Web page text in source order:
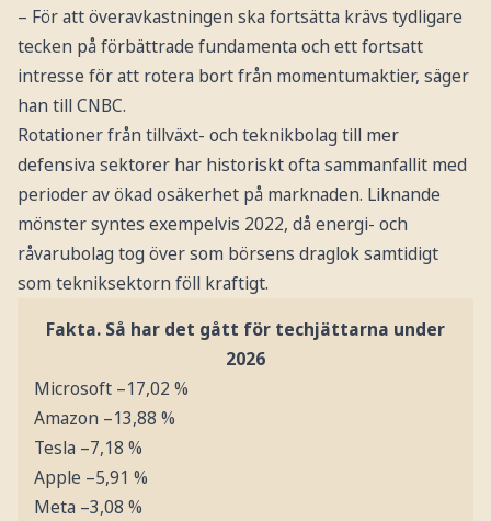
– För att överavkastningen ska fortsätta krävs tydligare
tecken på förbättrade fundamenta och ett fortsatt
intresse för att rotera bort från momentumaktier, säger
han till CNBC.
Rotationer från tillväxt- och teknikbolag till mer
defensiva sektorer har historiskt ofta sammanfallit med
perioder av ökad osäkerhet på marknaden. Liknande
mönster syntes exempelvis 2022, då energi- och
råvarubolag tog över som börsens draglok samtidigt
som tekniksektorn föll kraftigt.
Fakta. Så har det gått för techjättarna under
2026
Microsoft –17,02 %
Amazon –13,88 %
Tesla –7,18 %
Apple –5,91 %
Meta –3,08 %